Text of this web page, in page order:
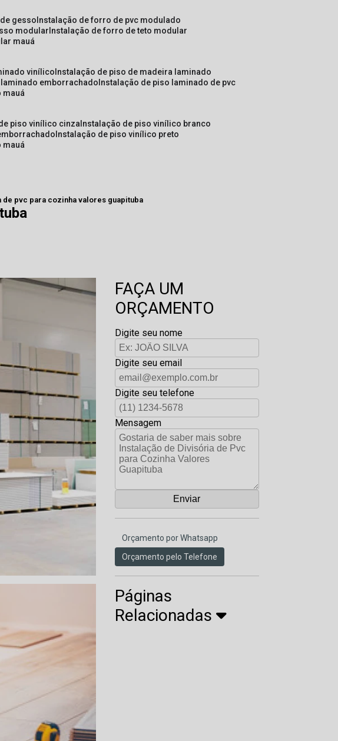
gesso instalação de forro de pvc modulado
modular instalação de forro de teto modular
mauá
vinílico instalação de piso de madeira laminado
laminado emborrachado instalação de piso laminado de pvc
mauá
piso vinílico cinza instalação de piso vinílico branco
instalação de piso vinílico preto
mauá
pvc para cozinha valores guapituba
FAÇA UM
ORÇAMENTO
Digite seu nome
Digite seu email
Digite seu telefone
Mensagem
Orçamento por Whatsapp
Orçamento pelo Telefone
Páginas
Relacionadas